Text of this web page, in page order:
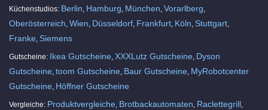
Küchenstudios: Berlin Hamburg München Vorarlberg
Oberösterreich Wien Düsseldorf Frankfurt Köln Stuttgart
Franke Siemens
Gutscheine: Ikea Gutscheine XXXLutz Gutscheine Dyson
Gutscheine toom Gutscheine Baur Gutscheine MyRobotcenter
Gutscheine Höffner Gutscheine
Vergleiche: Produktvergleiche Brotbackautomaten Raclettegrill